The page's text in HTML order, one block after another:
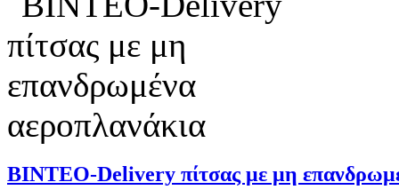
ΒΙΝΤΕΟ-Delivery πίτσας με μη